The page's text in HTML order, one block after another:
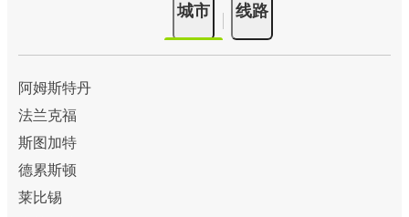
城市 线路
阿姆斯特丹
法兰克福
斯图加特
德累斯顿
莱比锡